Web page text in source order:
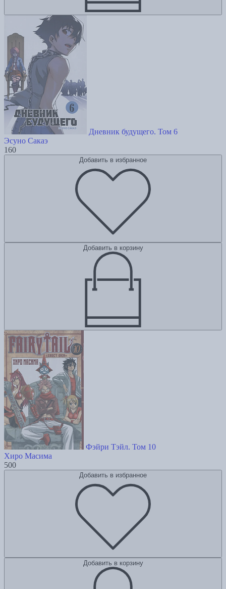
Дневник будущего. Том 6
Эсуно Сакаэ
160
Добавить в избранное
Добавить в корзину
Фэйри Тэйл. Том 10
Хиро Масима
500
Добавить в избранное
Добавить в корзину